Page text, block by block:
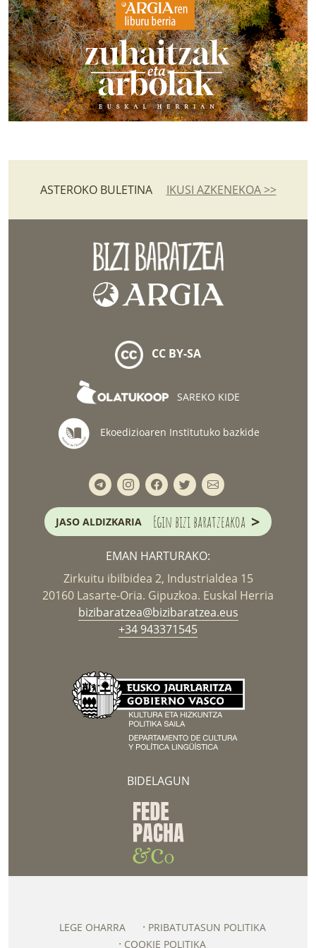
ASTEROKO BULETINA IKUSI AZKENEKOA >>
CC BY-SA
SAREKO KIDE
Ekoedizioaren Institutuko bazkide
JASO ALDIZKARIA Egin bizi baratzeakoa >
EMAN HARTURAKO:
Zirkuitu ibilbidea 2, Industrialdea 15
20160 Lasarte-Oria. Gipuzkoa. Euskal Herria
bizibaratzea@bizibaratzea.eus
+34 943371545
BIDELAGUN
LEGE OHARRA
PRIBATUTASUN POLITIKA
COOKIE POLITIKA